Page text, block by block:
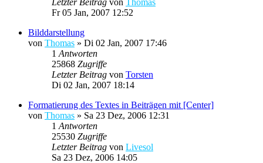
Fr 05 Jan, 2007 12:52
Bilddarstellung
von Thomas » Di 02 Jan, 2007 17:46
1 Antworten
25868 Zugriffe
Letzter Beitrag von Torsten
Di 02 Jan, 2007 18:14
Formatierung des Textes in Beiträgen mit [Center]
von Thomas » Sa 23 Dez, 2006 12:31
1 Antworten
25530 Zugriffe
Letzter Beitrag von Livesol
Sa 23 Dez, 2006 14:05